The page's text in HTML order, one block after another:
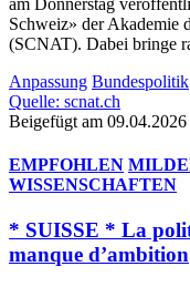
Schweiz» der Akademie
(SCNAT). Dabei bringe
Anpassung Bundespolitik
Quelle: scnat.ch
Beigefügt am 09.04.2026
EMPFOHLEN
WISSENSCHAFTEN
* SUISSE * La
manque d’ambition